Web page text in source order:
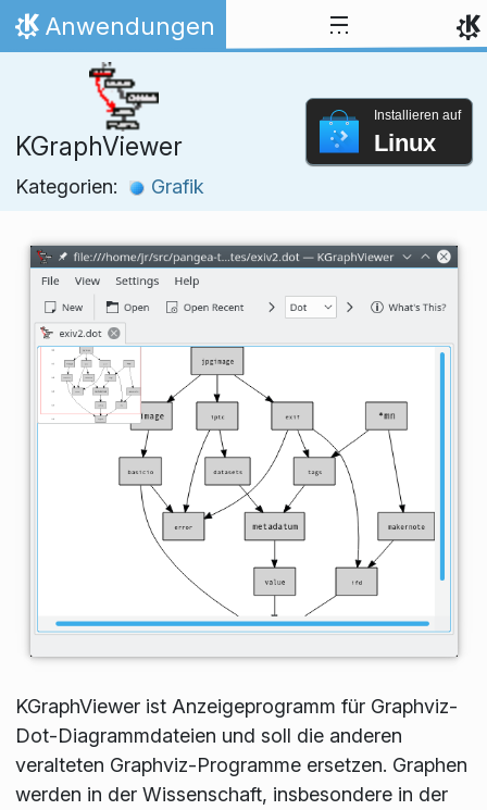
Zum Inhalt springen
Startseite
Anwendungen
KGraphViewer
Kategorien: Grafik
Installieren auf
Linux
KGraphViewer ist Anzeigeprogramm für Graphviz-
Dot-Diagrammdateien und soll die anderen
veralteten Graphviz-Programme ersetzen. Graphen
werden in der Wissenschaft, insbesondere in der